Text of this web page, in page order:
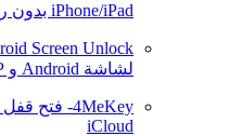
iPhone/iPad بدون رمز المرور
Screen Unlock
لشاشة Android و FRP
4MeKey- فتح قفل التنشيط للآيفون
iCloud